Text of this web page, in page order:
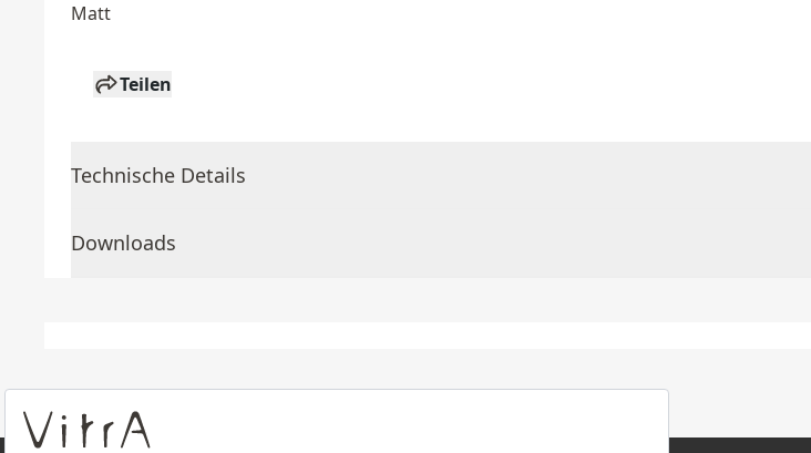
Matt
Teilen
Technische Details
Downloads